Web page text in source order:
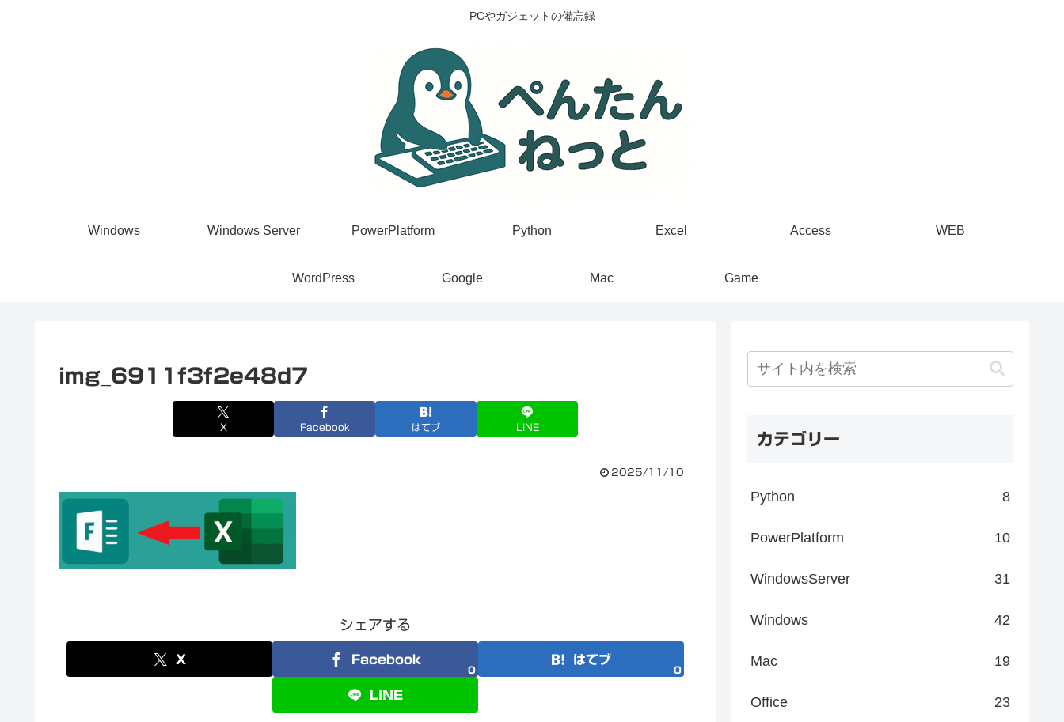
PCやガジェットの備忘録
Windows Windows Server PowerPlatform Python Excel Access WEB
WordPress Google Mac Game
img_6911f3f2e48d7
X Facebook はてブ LINE
2025/11/10
シェアする
X Facebook
0
はてブ
0
LINE
カテゴリー
Python 8
PowerPlatform 10
WindowsServer 31
Windows 42
Mac 19
Office 23